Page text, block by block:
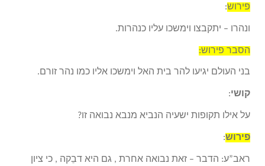
פירוש:
ונהרו – יתקבצו וימשכו עליו כנהרות.
הסבר פירוש:
בני העולם יגיעו להר בית האל וימשכו אליו כמו נהר זורם.
קושי:
על אילו תקופות ישעיה הנביא מנבא נבואה זו?
פירוש:
ראב”ע: הדבר – זאת נבואה אחרת , גם היא דבֵקה , כי ציון